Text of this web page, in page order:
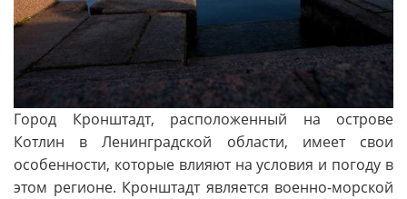
Город Кронштадт, расположенный на острове
Котлин в Ленинградской области, имеет свои
особенности, которые влияют на условия и погоду в
этом регионе. Кронштадт является военно-морской